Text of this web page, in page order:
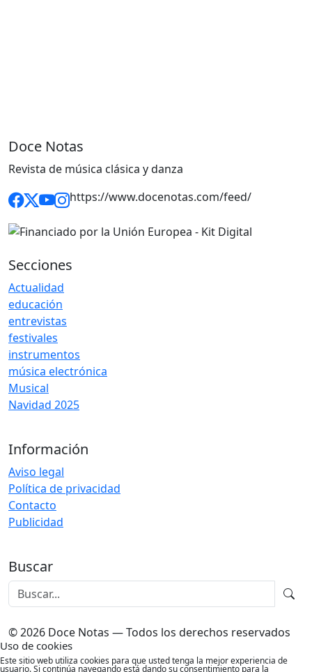
Doce Notas
Revista de música clásica y danza
https://www.docenotas.com/feed/
Secciones
Actualidad
educación
entrevistas
festivales
instrumentos
música electrónica
Musical
Navidad 2025
Información
Aviso legal
Política de privacidad
Contacto
Publicidad
Buscar
© 2026 Doce Notas — Todos los derechos reservados
Uso de cookies
Este sitio web utiliza cookies para que usted tenga la mejor experiencia de
usuario. Si continúa navegando está dando su consentimiento para la